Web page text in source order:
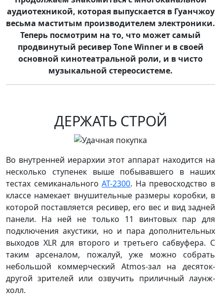
аудиотехникой, которая выпускается в Гуанчжоу
весьма маститым производителем электроники.
Теперь посмотрим на то, что может самый
продвинутый ресивер Tone Winner и в своей
основной кинотеатральной роли, и в чисто
музыкальной стереосистеме.
ДЕРЖАТЬ СТРОЙ
Во внутренней иерархии этот аппарат находится на
несколько ступенек выше побывавшего в наших
тестах семиканальногоAT-2300. На превосходство в
классе намекает внушительные размеры коробки, в
которой поставляется ресивер, его вес и вид задней
панели. На ней не только 11 винтовых пар для
подключения акустики, но и пара дополнительных
выходов XLR для второго и третьего сабвуфера. С
таким арсеналом, пожалуй, уже можно собрать
небольшой коммерческий Atmos-зал на десяток-
другой зрителей или озвучить приличный лаунж-
холл.